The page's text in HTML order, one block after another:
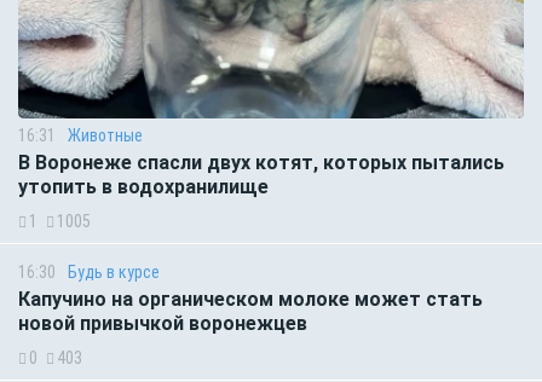
16:31 Животные
В Воронеже спасли двух котят, которых пытались
утопить в водохранилище
1 1005
16:30 Будь в курсе
Капучино на органическом молоке может стать
новой привычкой воронежцев
0 403